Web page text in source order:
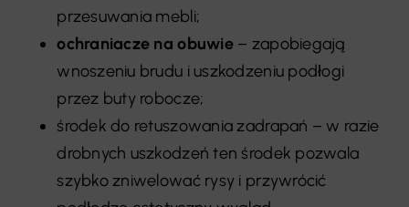
przesuwania mebli;
ochraniacze na obuwie– zapobiegają
wnoszeniu brudu i uszkodzeniu podłogi
przez buty robocze;
środek do retuszowania zadrapań – w razie
drobnych uszkodzeń ten środek pozwala
szybko zniwelować rysy i przywrócić